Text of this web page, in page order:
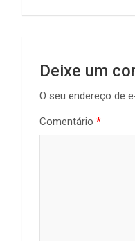
Post
Deixe um
O seu endereço de
Comentário *